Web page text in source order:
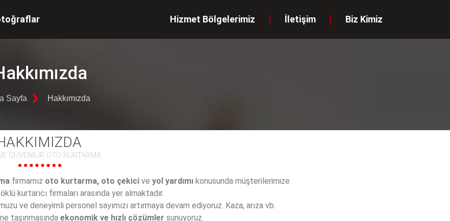
Hizmet Bölgelerimiz İletişim Biz Kimiz
Sayfa Hakkımızda
GÜVENİLİR OTO KURTARMA
firmamız oto kurtarma, oto çekici ve yol yardımı konusunda müşterilerimize
kurtarıcı firmaları arasında yer almaktadır.
ve deneyimli personel sayımızı artırmaya devam ediyoruz. Kaza, arıza vb.
taşınmasında ekonomik ve hızlı çözümler sunuyoruz.